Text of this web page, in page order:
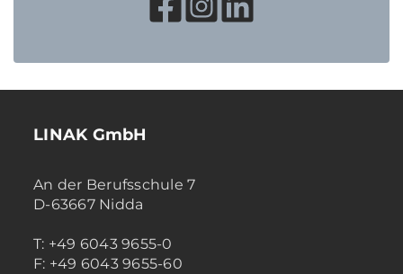
LINAK GmbH
An der Berufsschule 7
D-63667 Nidda
T: +49 6043 9655-0
F: +49 6043 9655-60